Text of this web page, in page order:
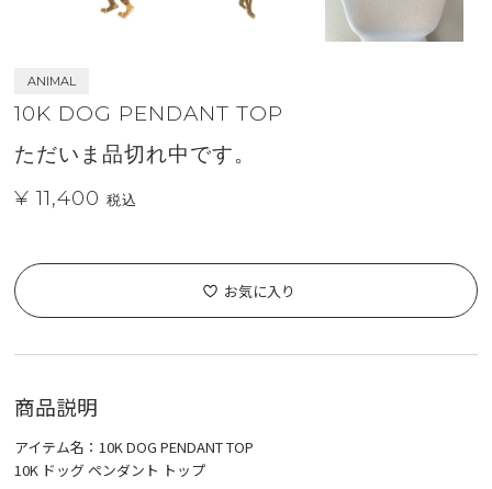
ANIMAL
10K DOG PENDANT TOP
ただいま品切れ中です。
¥ 11,400税込
お気に入り
商品説明
アイテム名：10K DOG PENDANT TOP
10K ドッグ ペンダント トップ